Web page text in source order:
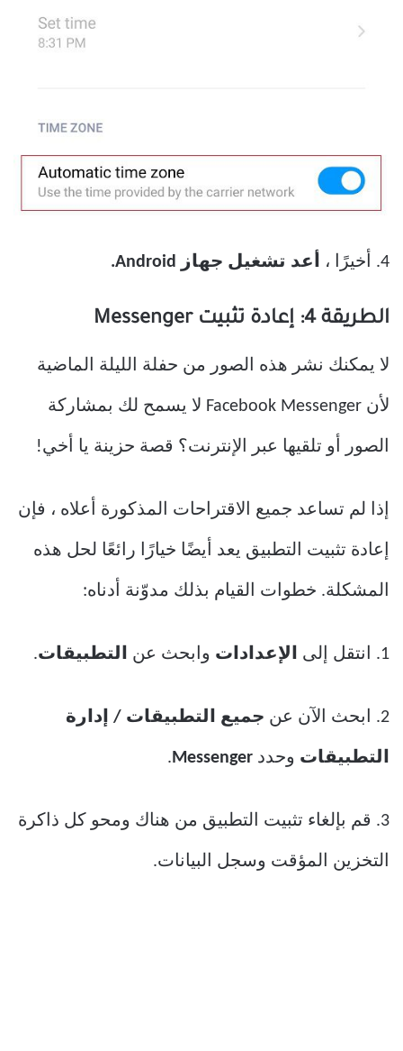
4. أخيرًا ، أعد تشغيل جهاز Android.
الطريقة 4: إعادة تثبيت Messenger
لا يمكنك نشر هذه الصور من حفلة الليلة الماضية
لأن Facebook Messenger لا يسمح لك بمشاركة
الصور أو تلقيها عبر الإنترنت؟ قصة حزينة يا أخي!
إذا لم تساعد جميع الاقتراحات المذكورة أعلاه ، فإن
إعادة تثبيت التطبيق يعد أيضًا خيارًا رائعًا لحل هذه
المشكلة. خطوات القيام بذلك مدوّنة أدناه:
1. انتقل إلى الإعدادات وابحث عن التطبيقات.
2. ابحث الآن عن جميع التطبيقات / إدارة
التطبيقات وحدد Messenger
.
3. قم بإلغاء تثبيت التطبيق من هناك ومحو كل ذاكرة
التخزين المؤقت وسجل البيانات.